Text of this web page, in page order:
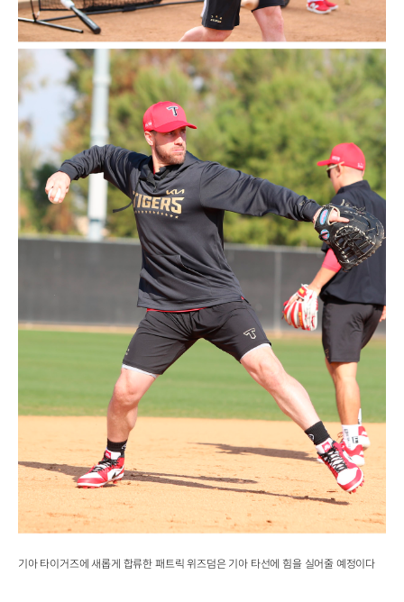
기아 타이거즈에 새롭게 합류한 패트릭 위즈덤은 기아 타선에 힘을 실어줄 예정이다